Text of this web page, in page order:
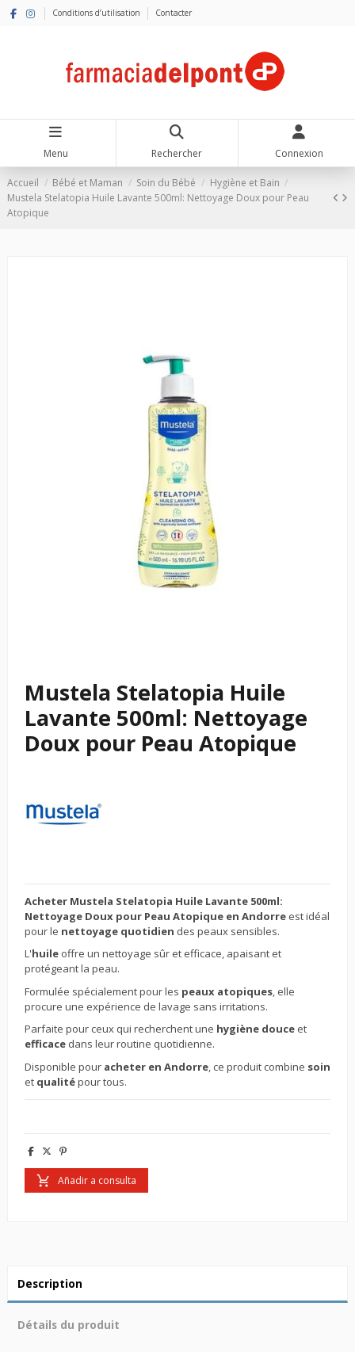
Conditions d’utilisation Contacter
Menu Rechercher Connexion
Accueil Bébé et Maman Soin du Bébé
Hygiène et Bain
Mustela Stelatopia Huile Lavante 500ml: Nettoyage Doux pour Peau
Atopique
Mustela Stelatopia Huile
Lavante 500ml: Nettoyage
Doux pour Peau Atopique
Acheter Mustela Stelatopia Huile Lavante 500ml:
Nettoyage Doux pour Peau Atopique en Andorre est idéal
pour le nettoyage quotidien des peaux sensibles.
L'huile offre un nettoyage sûr et efficace, apaisant et
protégeant la peau.
Formulée spécialement pour les peaux atopiques, elle
procure une expérience de lavage sans irritations.
Parfaite pour ceux qui recherchent une hygiène douce et
efficace dans leur routine quotidienne.
Disponible pour acheter en Andorre, ce produit combine soin
et qualitépour tous.
Añadir a consulta
Description
Détails du produit